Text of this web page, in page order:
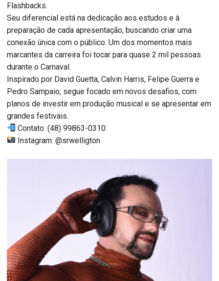
Flashbacks.
Seu diferencial está na dedicação aos estudos e à
preparação de cada apresentação, buscando criar uma
conexão única com o público. Um dos momentos mais
marcantes da carreira foi tocar para quase 2 mil pessoas
durante o Carnaval.
Inspirado por David Guetta, Calvin Harris, Felipe Guerra e
Pedro Sampaio, segue focado em novos desafios, com
planos de investir em produção musical e se apresentar em
grandes festivais.
Contato: (48) 99863-0310
Instagram: @srwelligton